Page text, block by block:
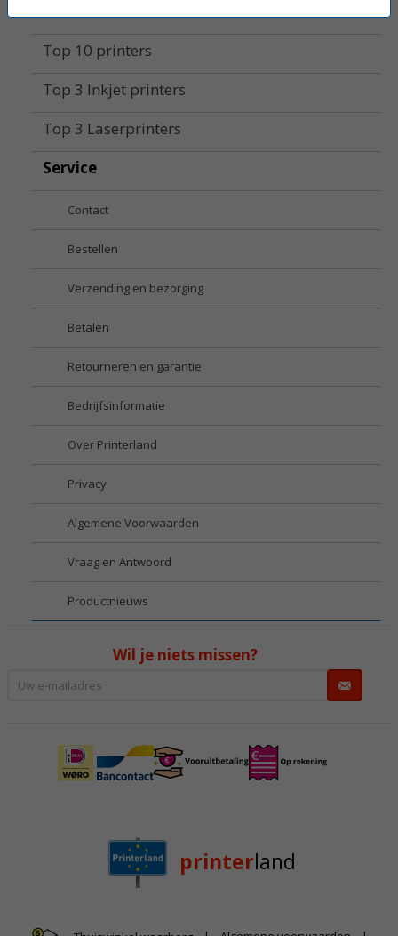
Top 10 printers
Top 3 Inkjet printers
Top 3 Laserprinters
Service
Contact
Bestellen
Verzending en bezorging
Betalen
Retourneren en garantie
Bedrijfsinformatie
Over Printerland
Privacy
Algemene Voorwaarden
Vraag en Antwoord
Productnieuws
Wil je niets missen?
printerland